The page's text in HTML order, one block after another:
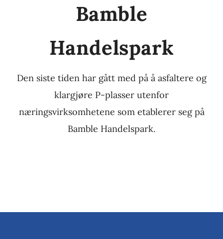
Bamble
Handelspark
Den siste tiden har gått med på å asfaltere og
klargjøre P-plasser utenfor
næringsvirksomhetene som etablerer seg på
Bamble Handelspark.